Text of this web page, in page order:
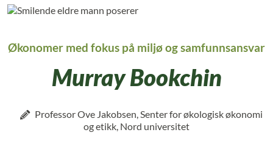
Økonomer med fokus på miljø og samfunnsansvar
Murray Bookchin
Professor Ove Jakobsen, Senter for økologisk økonomi
og etikk, Nord universitet